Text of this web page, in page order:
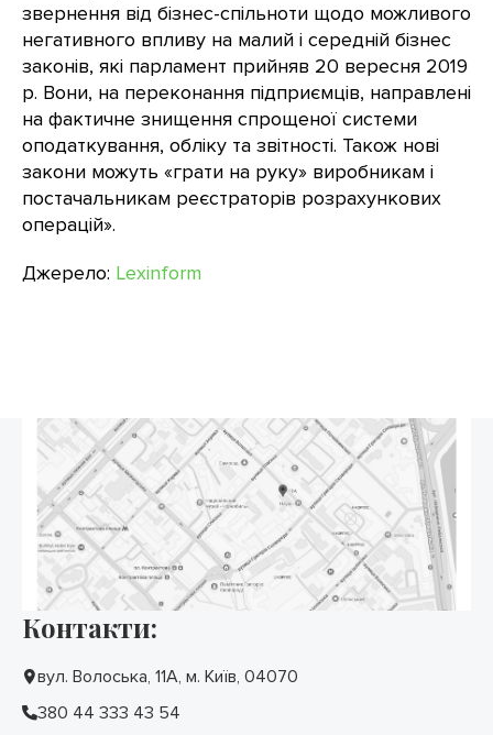
звернення від бізнес-спільноти щодо можливого
негативного впливу на малий і середній бізнес
законів, які парламент прийняв 20 вересня 2019
р. Вони, на переконання підприємців, направлені
на фактичне знищення спрощеної системи
оподаткування, обліку та звітності. Також нові
закони можуть «грати на руку» виробникам і
постачальникам реєстраторів розрахункових
операцій».
Джерело: Lexinform
Контакти:
вул. Волоська, 11А, м. Київ, 04070
380 44 333 43 54